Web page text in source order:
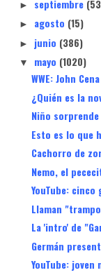
► septiembre
► agosto (15)
► junio (386)
▼ mayo (1020)
WWE: John
¿Quién es la
Niño
Esto es lo que
Cachorro de
Nemo, el
YouTube:
Llaman
La 'intro' de
Germán
YouTube: